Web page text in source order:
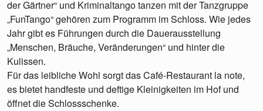
der Gärtner“ und Kriminaltango tanzen mit der Tanzgruppe
„FunTango“ gehören zum Programm im Schloss. Wie jedes
Jahr gibt es Führungen durch die Dauerausstellung
„Menschen, Bräuche, Veränderungen“ und hinter die
Kulissen.
Für das leibliche Wohl sorgt das Café-Restaurant la note,
es bietet handfeste und deftige Kleinigkeiten im Hof und
öffnet die Schlossschenke.